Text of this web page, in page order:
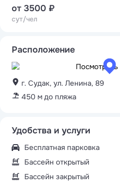
Расположение
г. Судак, ул. Ленина, 89
450 м до пляжа
от 3500 ₽
сут/чел
Удобства и услуги
Бесплатная парковка
Бассейн открытый
Бассейн закрытый